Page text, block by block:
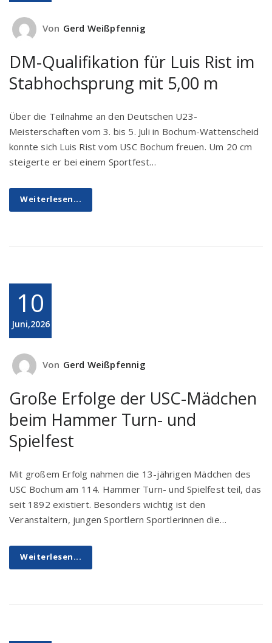
Von Gerd Weißpfennig
DM-Qualifikation für Luis Rist im
Stabhochsprung mit 5,00 m
Über die Teilnahme an den Deutschen U23-
Meisterschaften vom 3. bis 5. Juli in Bochum-Wattenscheid
konnte sich Luis Rist vom USC Bochum freuen. Um 20 cm
steigerte er bei einem Sportfest…
Weiterlesen...
10
Juni,2026
Von Gerd Weißpfennig
Große Erfolge der USC-Mädchen
beim Hammer Turn- und
Spielfest
Mit großem Erfolg nahmen die 13-jährigen Mädchen des
USC Bochum am 114. Hammer Turn- und Spielfest teil, das
seit 1892 existiert. Besonders wichtig ist den
Veranstaltern, jungen Sportlern Sportlerinnen die…
Weiterlesen...